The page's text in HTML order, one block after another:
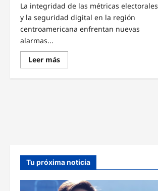
La integridad de las métricas electorales
y la seguridad digital en la región
centroamericana enfrentan nuevas
alarmas...
Leer másRead
more
DatoWorld
del
partido
Libre
en
Honduras
Tu próxima noticia